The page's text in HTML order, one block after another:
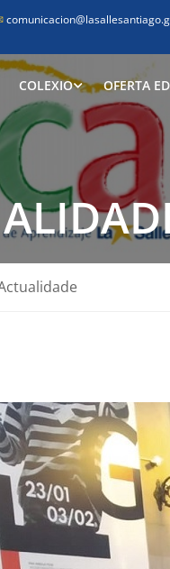
COLEXIO OFERTA